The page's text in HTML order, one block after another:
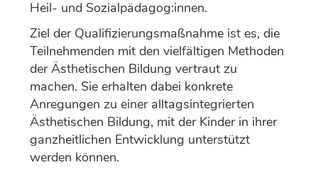
Heil- und Sozialpädagog:innen.
Ziel der Qualifizierungsmaßnahme ist es, die
Teilnehmenden mit den vielfältigen Methoden
der Ästhetischen Bildung vertraut zu
machen. Sie erhalten dabei konkrete
Anregungen zu einer alltagsintegrierten
Ästhetischen Bildung, mit der Kinder in ihrer
ganzheitlichen Entwicklung unterstützt
werden können.